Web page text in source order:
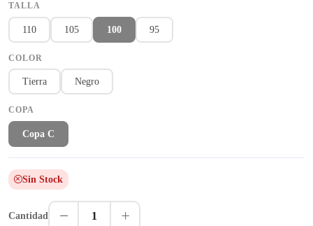
TALLA
110 105 100 95
COLOR
Tierra Negro
COPA
Copa C
Sin Stock
Cantidad 1